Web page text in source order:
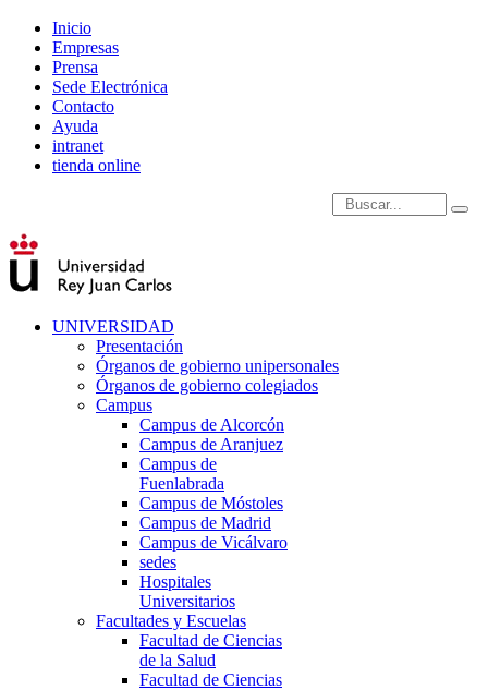
Inicio
Empresas
Prensa
Sede Electrónica
Contacto
Ayuda
intranet
tienda online
Introduce términos de
UNIVERSIDAD
Presentación
Órganos de gobierno unipersonales
Órganos de gobierno colegiados
Campus
Campus de Alcorcón
Campus de Aranjuez
Campus de
Fuenlabrada
Campus de Móstoles
Campus de Madrid
Campus de Vicálvaro
sedes
Hospitales
Universitarios
Facultades y Escuelas
Facultad de Ciencias
de la Salud
Facultad de Ciencias